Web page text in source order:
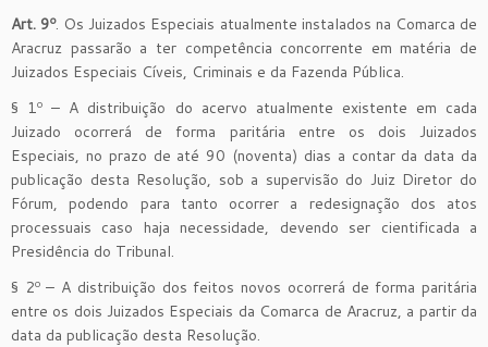
Art. 9º. Os Juizados Especiais atualmente instalados na Comarca de
Aracruz passarão a ter competência concorrente em matéria de
Juizados Especiais Cíveis, Criminais e da Fazenda Pública.
§ 1º – A distribuição do acervo atualmente existente em cada
Juizado ocorrerá de forma paritária entre os dois Juizados
Especiais, no prazo de até 90 (noventa) dias a contar da data da
publicação desta Resolução, sob a supervisão do Juiz Diretor do
Fórum, podendo para tanto ocorrer a redesignação dos atos
processuais caso haja necessidade, devendo ser cientificada a
Presidência do Tribunal.
§ 2º – A distribuição dos feitos novos ocorrerá de forma paritária
entre os dois Juizados Especiais da Comarca de Aracruz, a partir da
data da publicação desta Resolução.